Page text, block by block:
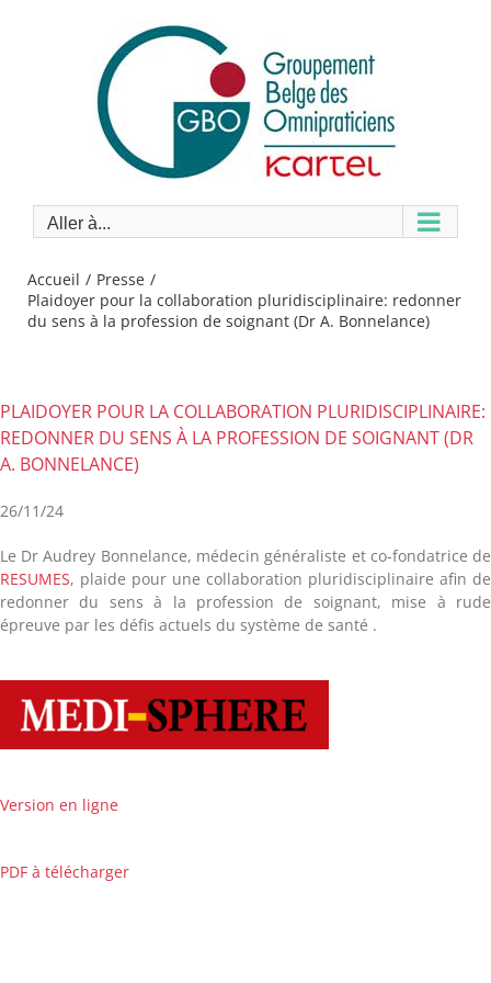
Aller à...
Accueil
Presse
Plaidoyer pour la collaboration pluridisciplinaire: redonner
du sens à la profession de soignant (Dr A. Bonnelance)
PLAIDOYER POUR LA COLLABORATION PLURIDISCIPLINAIRE:
REDONNER DU SENS À LA PROFESSION DE SOIGNANT (DR
A. BONNELANCE)
26/11/24
Le Dr Audrey Bonnelance, médecin généraliste et co-fondatrice de
RESUMES, plaide pour une collaboration pluridisciplinaire afin de
redonner du sens à la profession de soignant, mise à rude
épreuve par les défis actuels du système de santé .
Version en ligne
PDF à télécharger